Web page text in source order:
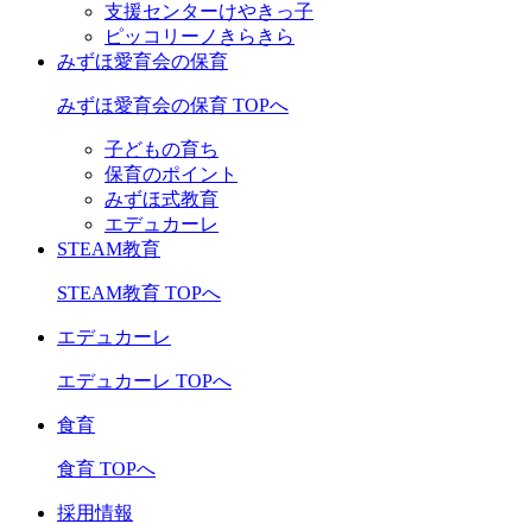
支援センターけやきっ子
ピッコリーノきらきら
みずほ愛育会の保育
みずほ愛育会の保育 TOPへ
子どもの育ち
保育のポイント
みずほ式教育
エデュカーレ
STEAM教育
STEAM教育 TOPへ
エデュカーレ
エデュカーレ TOPへ
食育
食育 TOPへ
採用情報